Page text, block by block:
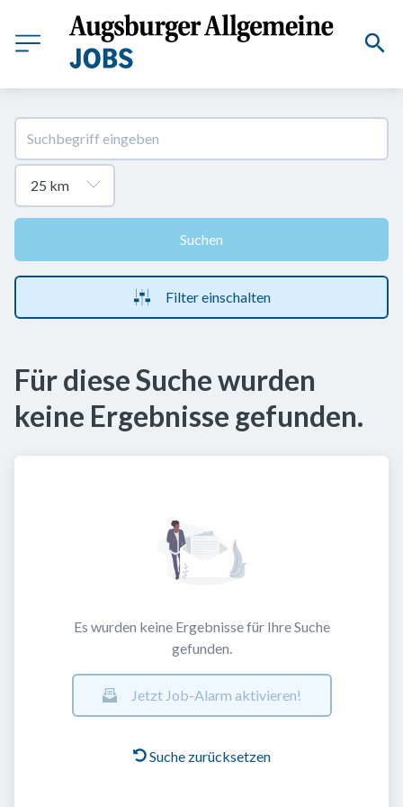
Suchen
Filter einschalten
Für diese Suche wurden
keine Ergebnisse gefunden.
Es wurden keine Ergebnisse für Ihre Suche
gefunden.
Jetzt Job-Alarm aktivieren!
Suche zurücksetzen